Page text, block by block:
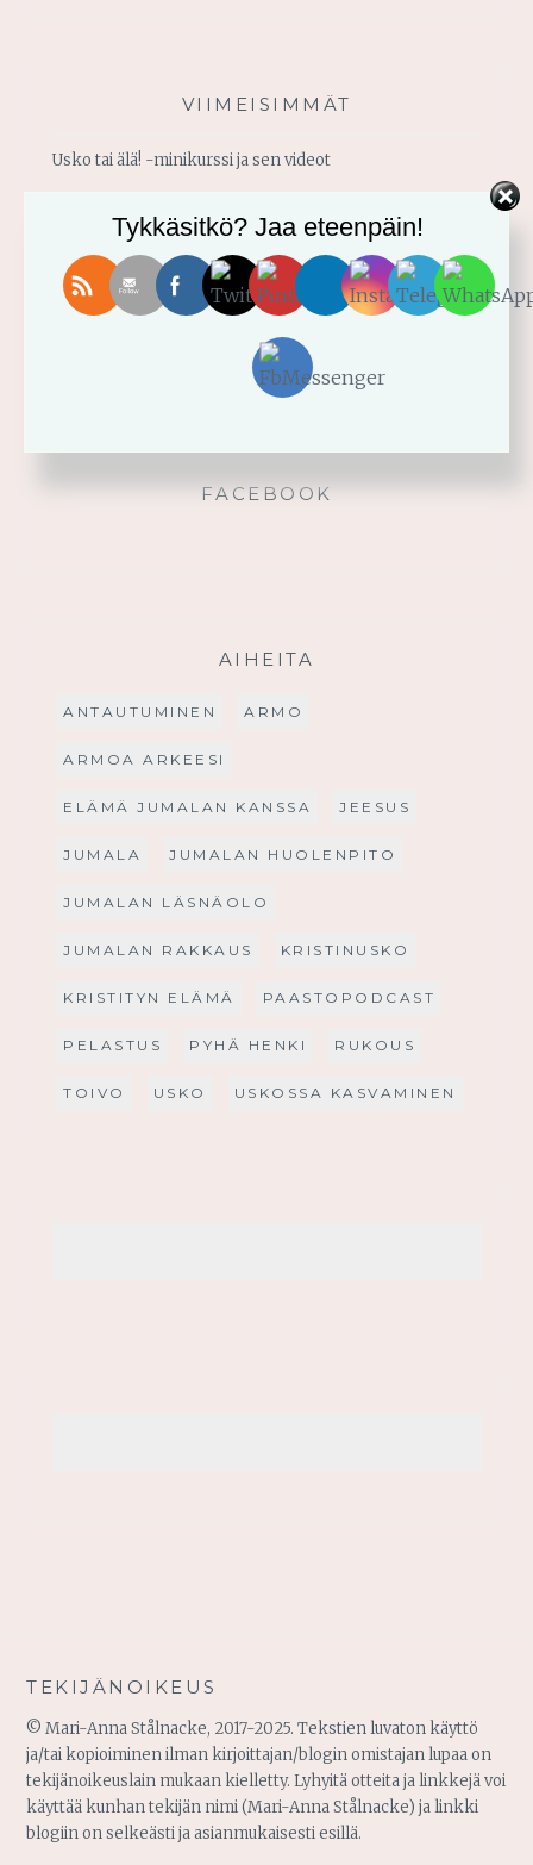
VIIMEISIMMÄT
Usko tai älä! -minikurssi ja sen videot
Vahvistu armosta!
Älä yritä omin voimin
Käytä saamaasi voimaa!
FACEBOOK
AIHEITA
ANTAUTUMINEN ARMO
ARMOA ARKEESI
ELÄMÄ JUMALAN KANSSA JEESUS
JUMALA JUMALAN HUOLENPITO
JUMALAN LÄSNÄOLO
JUMALAN RAKKAUS KRISTINUSKO
KRISTITYN ELÄMÄ PAASTOPODCAST
PELASTUS PYHÄ HENKI RUKOUS
TOIVO USKO USKOSSA KASVAMINEN
TEKIJÄNOIKEUS
© Mari-Anna Stålnacke, 2017-2025. Tekstien luvaton käyttö
ja/tai kopioiminen ilman kirjoittajan/blogin omistajan lupaa on
tekijänoikeuslain mukaan kielletty. Lyhyitä otteita ja linkkejä voi
käyttää kunhan tekijän nimi (Mari-Anna Stålnacke) ja linkki
blogiin on selkeästi ja asianmukaisesti esillä.
Tykkäsitkö? Jaa eteenpäin!